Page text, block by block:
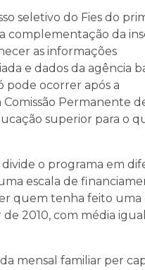
seletivo do Fies do
complementação da
as informações
e dados da agência
pode ocorrer após a
Permanente
superior para o
o programa em
escala de
quem tenha feito uma
2010, com média
mensal familiar per